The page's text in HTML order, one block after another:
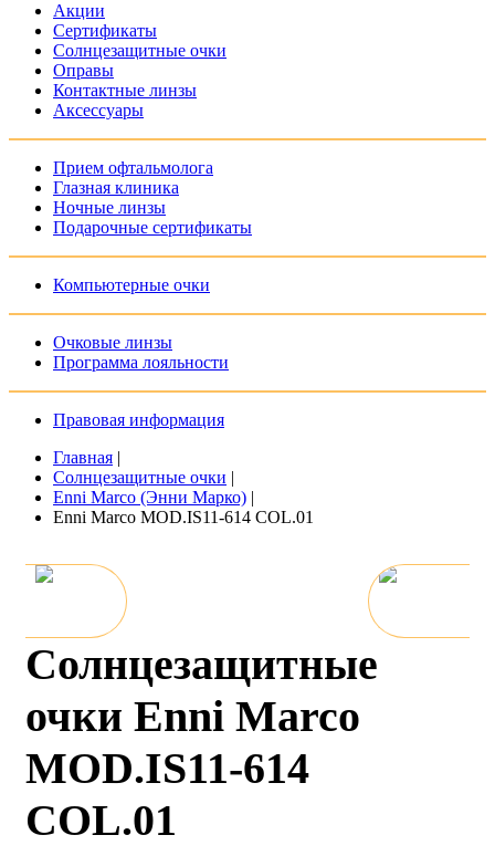
Акции
Сертификаты
Солнцезащитные очки
Оправы
Контактные линзы
Аксессуары
Прием офтальмолога
Глазная клиника
Ночные линзы
Подарочные сертификаты
Компьютерные очки
Очковые линзы
Программа лояльности
Правовая информация
Главная |
Солнцезащитные очки |
Enni Marco (Энни Марко) |
Enni Marco MOD.IS11-614 COL.01
Солнцезащитные
очки Enni Marco
MOD.IS11-614
COL.01